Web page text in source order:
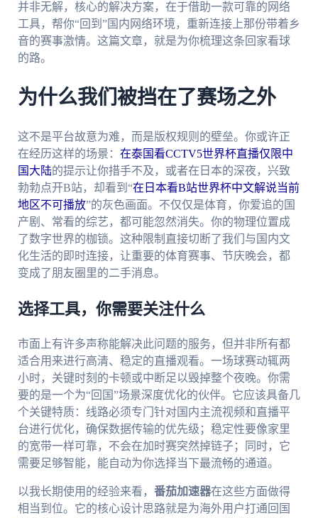
并非无解，核心的解决方案，在于借助一款可靠的网络
工具，帮你“回到”国内网络环境，重新连接上那份带着乡
音的赛事激情。这篇文章，就是为你梳理这条回家看球
的路。
为什么我们被挡在了赛场之外
这不是平台故意为难，而是版权规则的壁垒。你或许正
在经历这样的场景： 在泰国看CCTV5世界杯直播仅限中
国大陆的提示让你措手不及，或者在日本的深夜，兴致
勃勃点开B站，却看到“在日本看B站世界杯中文解说当前
地区不可播放”的灰色画面。不仅仅是体育，你爱追的国
产剧、常看的综艺，都可能忽然消失。你的物理位置成
了数字世界的枷锁。这种限制直接切断了我们与国内文
化生活的即时连接，让重要的体育赛事、节庆晚会，都
变成了朋友圈里的二手消息。
选择工具，你需要关注什么
市面上有许多声称能解决此问题的服务，但并非所有都
适合用来进行高清、稳定的直播观看。一场球赛动辄两
小时，关键时刻的卡顿或中断足以毁掉整个夜晚。你需
要的是一个为“回国”场景深度优化的伙伴。它应该具备几
个关键特质：线路必须专门针对国内主流视频和直播平
台进行优化，确保数据传输的优先级；稳定性要像家里
的宽带一样可靠，不会在加时赛突然掉链子；同时，它
需要足够智能，能自动为你选择当下最流畅的通道。
以我长期使用的经验来看， 番茄加速器在这些方面做得
相当到位。它的核心设计思路就是为海外用户打通回国